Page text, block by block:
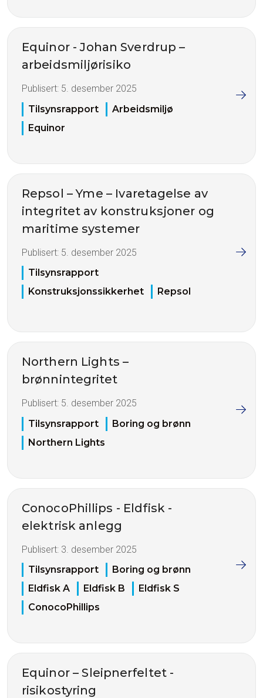
Equinor - Johan Sverdrup –
arbeidsmiljørisiko
Publisert: 5. desember 2025
Tilsynsrapport
Arbeidsmiljø
Equinor
Repsol – Yme – Ivaretagelse av
integritet av konstruksjoner og
maritime systemer
Publisert: 5. desember 2025
Tilsynsrapport
Konstruksjonssikkerhet
Repsol
Northern Lights –
brønnintegritet
Publisert: 5. desember 2025
Tilsynsrapport
Boring og brønn
Northern Lights
ConocoPhillips - Eldfisk -
elektrisk anlegg
Publisert: 3. desember 2025
Tilsynsrapport
Boring og brønn
Eldfisk A
Eldfisk B
Eldfisk S
ConocoPhillips
Equinor – Sleipnerfeltet -
risikostyring